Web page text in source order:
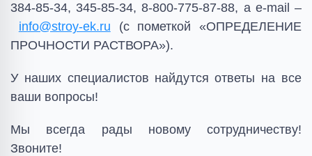
384-85-34, 345-85-34, 8-800-775-87-88, а e-mail –
info@stroy-ek.ru (с пометкой «ОПРЕДЕЛЕНИЕ
ПРОЧНОСТИ РАСТВОРА»).
У наших специалистов найдутся ответы на все
ваши вопросы!
Мы всегда рады новому сотрудничеству!
Звоните!